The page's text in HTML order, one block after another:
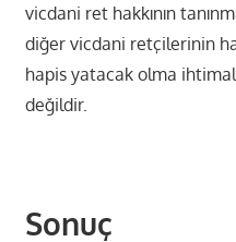
vicdani ret hakkının
diğer vicdani retçilerinin
hapis yatacak olma
değildir.
Sonuç